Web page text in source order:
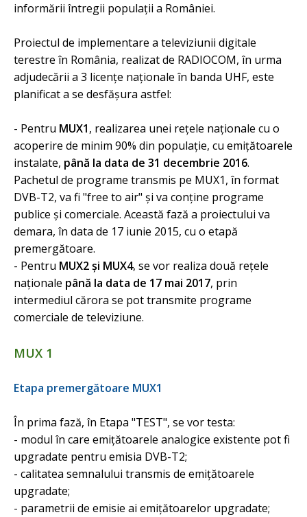
informării întregii populaţii a României.
Proiectul de implementare a televiziunii digitale
terestre în România, realizat de RADIOCOM, în urma
adjudecării a 3 licenţe naţionale în banda UHF, este
planificat a se desfăşura astfel:
- Pentru MUX1, realizarea unei reţele naţionale cu o
acoperire de minim 90% din populaţie, cu emiţătoarele
instalate, până la data de 31 decembrie 2016.
Pachetul de programe transmis pe MUX1, în format
DVB-T2, va fi "free to air" şi va conţine programe
publice şi comerciale. Această fază a proiectului va
demara, în data de 17 iunie 2015, cu o etapă
premergătoare.
- Pentru MUX2 şi MUX4, se vor realiza două reţele
naţionale până la data de 17 mai 2017, prin
intermediul cărora se pot transmite programe
comerciale de televiziune.
MUX 1
Etapa premergătoare MUX1
În prima fază, în Etapa "TEST", se vor testa:
- modul în care emiţătoarele analogice existente pot fi
upgradate pentru emisia DVB-T2;
- calitatea semnalului transmis de emiţătoarele
upgradate;
- parametrii de emisie ai emiţătoarelor upgradate;